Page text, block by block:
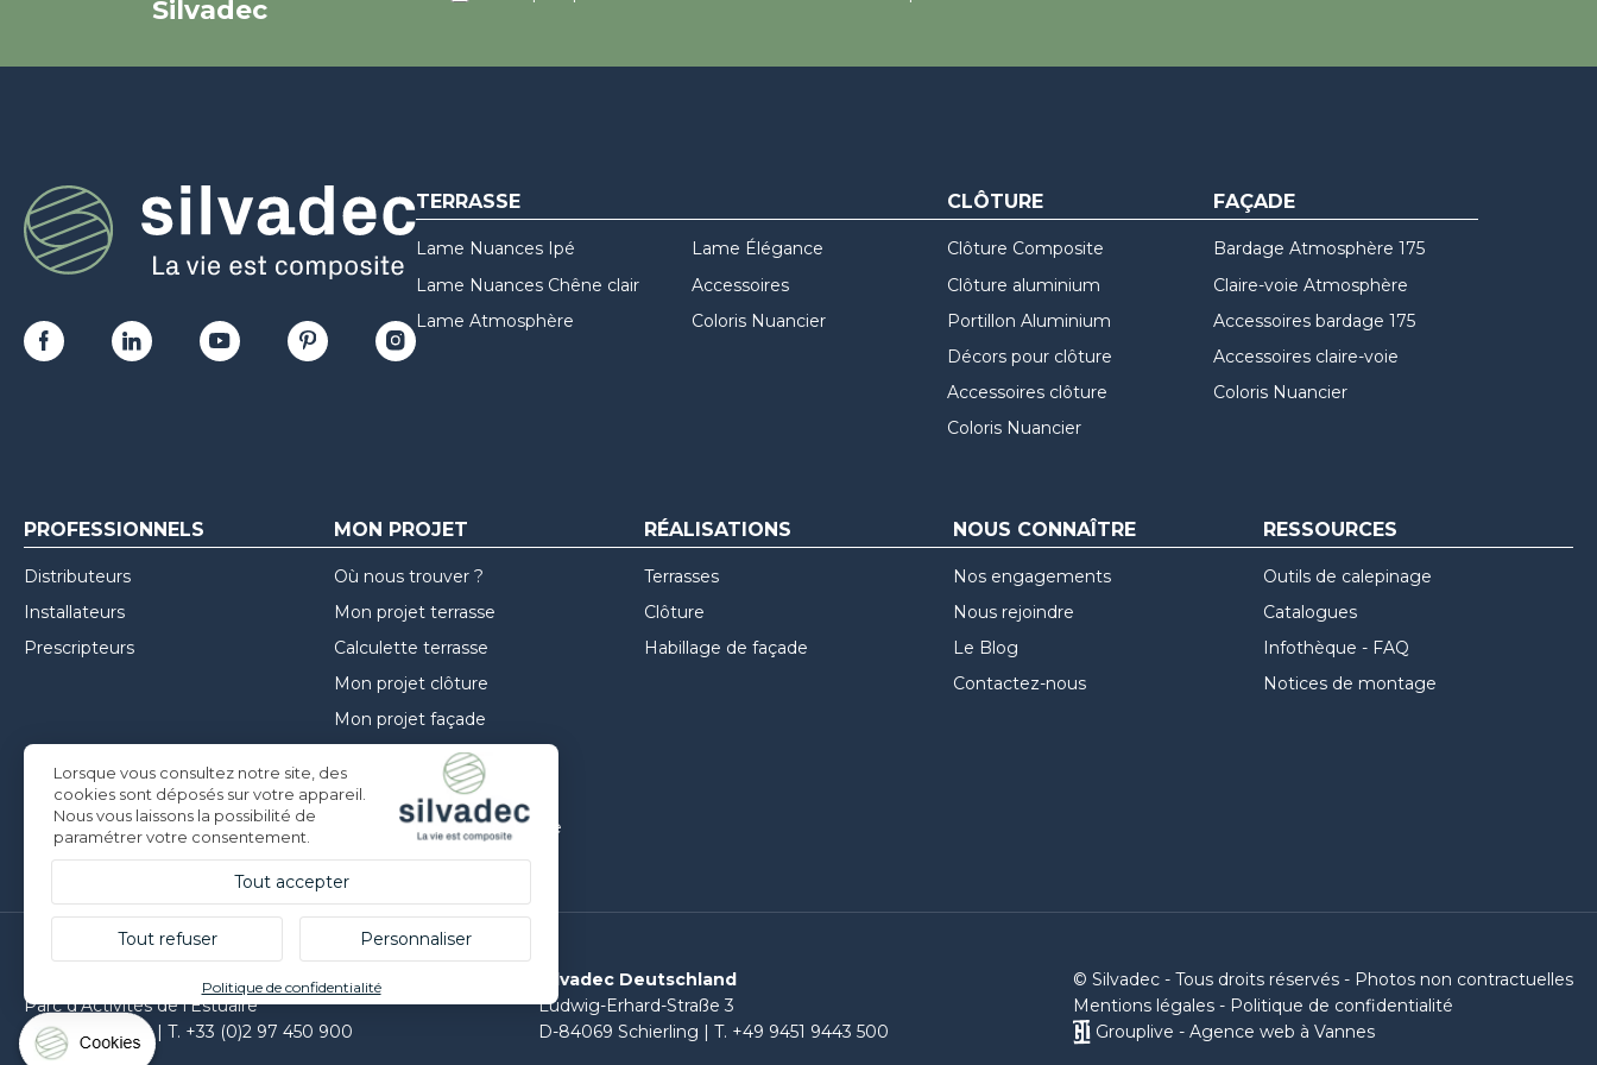
Silvadec
TERRASSE
Lame Nuances Ipé
Lame Nuances Chêne clair
Lame Atmosphère
Lame Élégance
Accessoires
Coloris Nuancier
CLÔTURE
Clôture Composite
Clôture aluminium
Portillon Aluminium
Décors pour clôture
Accessoires clôture
Coloris Nuancier
FAÇADE
Bardage Atmosphère 175
Claire-voie Atmosphère
Accessoires bardage 175
Accessoires claire-voie
Coloris Nuancier
PROFESSIONNELS
Distributeurs
Installateurs
Prescripteurs
MON PROJET
Où nous trouver ?
Mon projet terrasse
Calculette terrasse
Mon projet clôture
Mon projet façade
Guide de choix
Inspirations
Conseils de mise en oeuvre
RÉALISATIONS
Terrasses
Clôture
Habillage de façade
NOUS CONNAÎTRE
Nos engagements
Nous rejoindre
Le Blog
Contactez-nous
RESSOURCES
Outils de calepinage
Catalogues
Infothèque - FAQ
Notices de montage
Parc d’Activités de l’Estuaire
F-56190 ARZAL | T. +33 (0)2 97 450 900
Silvadec Deutschland
Ludwig-Erhard-Straße 3
D-84069 Schierling | T. +49 9451 9443 500
© Silvadec - Tous droits réservés - Photos non contractuelles
Mentions légales - Politique de confidentialité
Grouplive - Agence web à Vannes
Lorsque vous consultez notre site, des
cookies sont déposés sur votre appareil.
Nous vous laissons la possibilité de
paramétrer votre consentement.
Tout accepter
Tout refuser Personnaliser
Politique de confidentialité